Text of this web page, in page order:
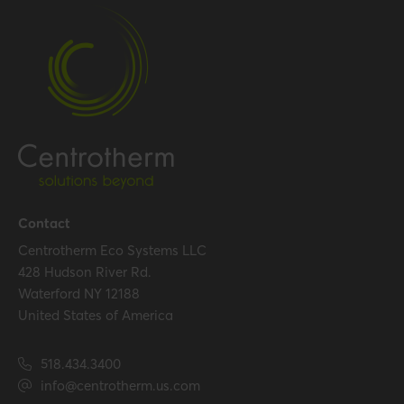
Packaging / Trade width
Certification
Certificates (US/CAN)
Contact
Centrotherm Eco Systems LLC
428 Hudson River Rd.
Waterford NY 12188
United States of America
518.434.3400
info@centrotherm.us.com